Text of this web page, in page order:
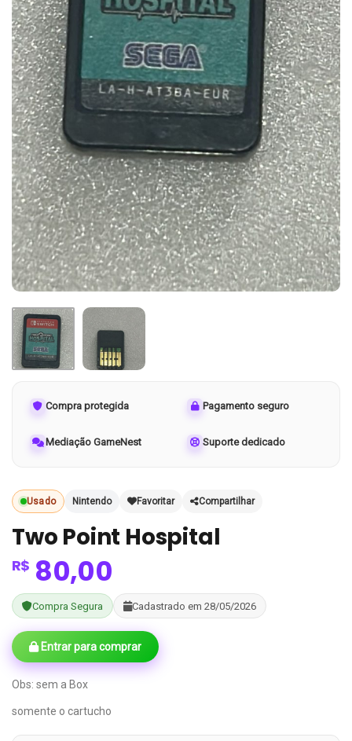
Compra protegida Pagamento seguro
Mediação GameNest Suporte dedicado
Usado Nintendo Favoritar Compartilhar
Two Point Hospital
R$ 80,00
Compra Segura Cadastrado em 28/05/2026
Entrar para comprar
Obs: sem a Box
somente o cartucho